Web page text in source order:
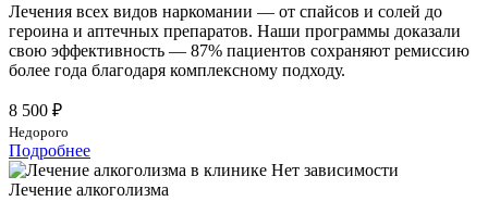
Лечения всех видов наркомании — от спайсов и солей до
героина и аптечных препаратов. Наши программы доказали
свою эффективность — 87% пациентов сохраняют ремиссию
более года благодаря комплексному подходу.
8 500 ₽
Недорого
Подробнее
Лечение алкоголизма